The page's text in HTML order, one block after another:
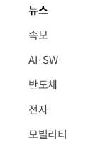
뉴스
속보
AI·SW
반도체
전자
모빌리티